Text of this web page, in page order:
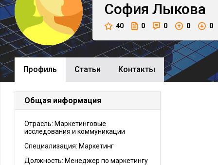
София Лыкова
40 0 0 0 0
Профиль Cтатьи Контакты
Общая информация
Отрасль: Маркетинговые
исследования и коммуникации
Специализация: Маркетинг
Должность: Менеджер по маркетингу